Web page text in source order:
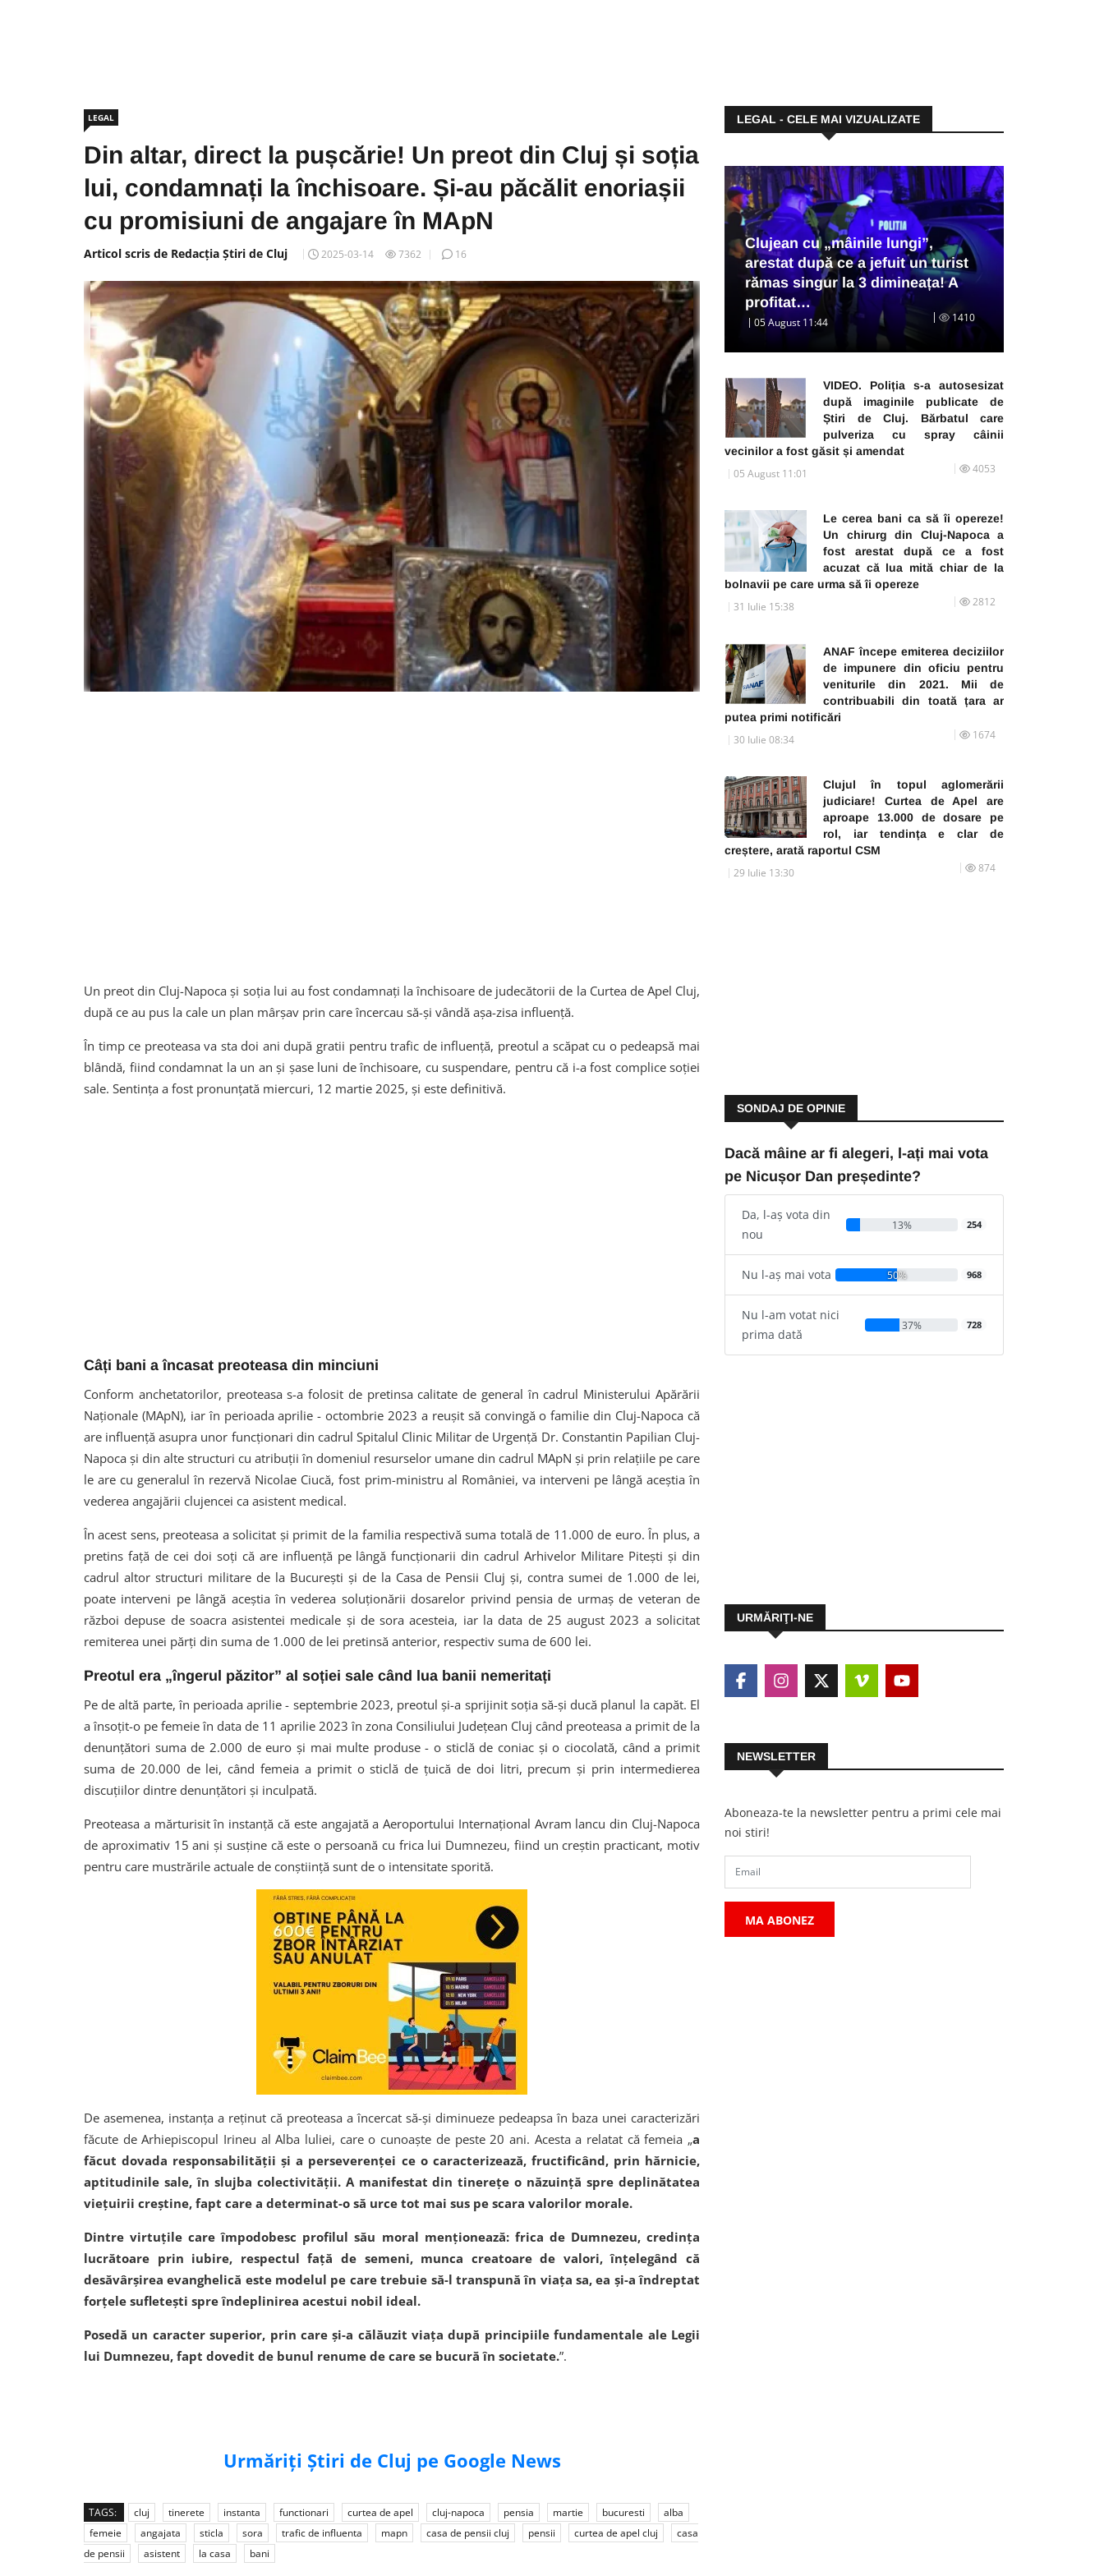
LEGAL
Din altar, direct la pușcărie! Un preot din Cluj și soția
lui, condamnați la închisoare. Și-au păcălit enoriașii
cu promisiuni de angajare în MApN
Articol scris de Redacția Știri de Cluj 2025-03-14 7362 16
Un preot din Cluj-Napoca și soția lui au fost condamnați la închisoare de judecătorii de la Curtea de Apel Cluj,
după ce au pus la cale un plan mârșav prin care încercau să-și vândă așa-zisa influență.
În timp ce preoteasa va sta doi ani după gratii pentru trafic de influență, preotul a scăpat cu o pedeapsă mai
blândă, fiind condamnat la un an și șase luni de închisoare, cu suspendare, pentru că i-a fost complice soției
sale. Sentința a fost pronunțată miercuri, 12 martie 2025, și este definitivă.
Câți bani a încasat preoteasa din minciuni
Conform anchetatorilor, preoteasa s-a folosit de pretinsa calitate de general în cadrul Ministerului Apărării
Naționale (MApN), iar în perioada aprilie - octombrie 2023 a reușit să convingă o familie din Cluj-Napoca că
are influență asupra unor funcționari din cadrul Spitalul Clinic Militar de Urgență Dr. Constantin Papilian Cluj-
Napoca și din alte structuri cu atribuții în domeniul resurselor umane din cadrul MApN și prin relațiile pe care
le are cu generalul în rezervă Nicolae Ciucă, fost prim-ministru al României, va interveni pe lângă aceștia în
vederea angajării clujencei ca asistent medical.
În acest sens, preoteasa a solicitat și primit de la familia respectivă suma totală de 11.000 de euro. În plus, a
pretins față de cei doi soți că are influență pe lângă funcționarii din cadrul Arhivelor Militare Pitești și din
cadrul altor structuri militare de la București și de la Casa de Pensii Cluj și, contra sumei de 1.000 de lei,
poate interveni pe lângă aceștia în vederea soluționării dosarelor privind pensia de urmaș de veteran de
război depuse de soacra asistentei medicale și de sora acesteia, iar la data de 25 august 2023 a solicitat
remiterea unei părți din suma de 1.000 de lei pretinsă anterior, respectiv suma de 600 lei.
Preotul era „îngerul păzitor” al soției sale când lua banii nemeritați
Pe de altă parte, în perioada aprilie - septembrie 2023, preotul și-a sprijinit soția să-și ducă planul la capăt. El
a însoțit-o pe femeie în data de 11 aprilie 2023 în zona Consiliului Județean Cluj când preoteasa a primit de la
denunțători suma de 2.000 de euro și mai multe produse - o sticlă de coniac și o ciocolată, când a primit
suma de 20.000 de lei, când femeia a primit o sticlă de țuică de doi litri, precum şi prin intermedierea
discuțiilor dintre denunțători și inculpată.
Preoteasa a mărturisit în instanță că este angajată a Aeroportului Internaţional Avram lancu din Cluj-Napoca
de aproximativ 15 ani și susține că este o persoană cu frica lui Dumnezeu, fiind un creştin practicant, motiv
pentru care mustrările actuale de conştiinţă sunt de o intensitate sporită.
De asemenea, instanța a reținut că preoteasa a încercat să-și diminueze pedeapsa în baza unei caracterizări
făcute de Arhiepiscopul Irineu al Alba luliei, care o cunoaşte de peste 20 ani. Acesta a relatat că femeia „a
făcut dovada responsabilităţii şi a perseverenţei ce o caracterizează, fructificând, prin hărnicie,
aptitudinile sale, în slujba colectivităţii. A manifestat din tinereţe o năzuinţă spre deplinătatea
vieţuirii creştine, fapt care a determinat-o să urce tot mai sus pe scara valorilor morale.
Dintre virtuţile care împodobesc profilul său moral menţionează: frica de Dumnezeu, credinţa
lucrătoare prin iubire, respectul faţă de semeni, munca creatoare de valori, înţelegând că
desăvârşirea evanghelică este modelul pe care trebuie să-l transpună în viaţa sa, ea şi-a îndreptat
forţele sufleteşti spre îndeplinirea acestui nobil ideal.
Posedă un caracter superior, prin care şi-a călăuzit viaţa după principiile fundamentale ale Legii
lui Dumnezeu, fapt dovedit de bunul renume de care se bucură în societate.”.
Urmăriți Știri de Cluj pe Google News
TAGS: cluj tinerete instanta functionari curtea de apel cluj-napoca pensia martie bucuresti
alba
femeie
angajata sticla sora trafic de influenta mapn casa de pensii cluj pensii curtea de apel cluj
casa
de pensii
asistent la casa bani
LEGAL - CELE MAI VIZUALIZATE
Clujean cu „mâinile lungi”,
arestat după ce a jefuit un turist
rămas singur la 3 dimineața! A
profitat…
05 August 11:44 1410
VIDEO. Poliția s-a autosesizat
după imaginile publicate de
Știri de Cluj. Bărbatul care
pulveriza cu spray câinii
vecinilor a fost găsit și amendat
05 August 11:01 4053
Le cerea bani ca să îi opereze!
Un chirurg din Cluj-Napoca a
fost arestat după ce a fost
acuzat că lua mită chiar de la
bolnavii pe care urma să îi opereze
31 Iulie 15:38 2812
ANAF începe emiterea deciziilor
de impunere din oficiu pentru
veniturile din 2021. Mii de
contribuabili din toată țara ar
putea primi notificări
30 Iulie 08:34 1674
Clujul în topul aglomerării
judiciare! Curtea de Apel are
aproape 13.000 de dosare pe
rol, iar tendința e clar de
creștere, arată raportul CSM
29 Iulie 13:30 874
SONDAJ DE OPINIE
Dacă mâine ar fi alegeri, l-ați mai vota
pe Nicușor Dan președinte?
Da, l-aș vota din
nou
13% 254
Nu l-aș mai vota 50% 968
Nu l-am votat nici
prima dată
37% 728
URMĂRIŢI-NE
NEWSLETTER
Aboneaza-te la newsletter pentru a primi cele mai
noi stiri!
MA ABONEZ